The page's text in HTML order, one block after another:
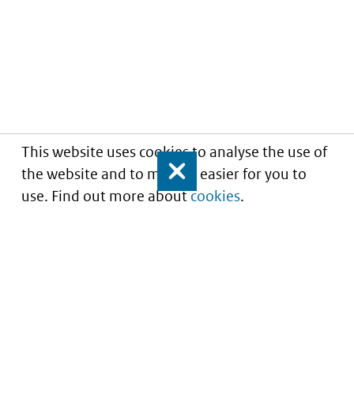
This website uses cookies to analyse the use of
the website and to make it easier for you to
use. Find out more aboutcookies.
Close